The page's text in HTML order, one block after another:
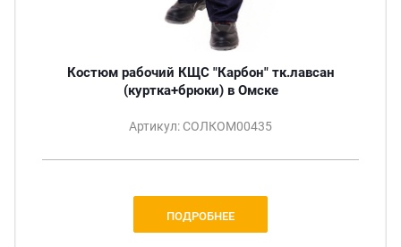
Костюм рабочий КЩС "Карбон" тк.лавсан
(куртка+брюки) в Омске
Артикул: СОЛКОМ00435
ПОДРОБНЕЕ